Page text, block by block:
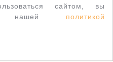
сайтом, вы
с нашей политикой
тема Jewellery